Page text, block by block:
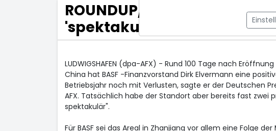
ROUNDUP/BASF im
'spektakulär' - Stammwerk
LUDWIGSHAFEN (dpa-AFX) - Rund 100 Tage nach
China hat BASF -Finanzvorstand Dirk Elvermann eine
Betriebsjahr noch mit Verlusten, sagte er der Deutschen
AFX. Tatsächlich habe der Standort aber bereits fast zwei
spektakulär".
Für BASF sei das Areal in Zhanjiang vor allem eine Folge